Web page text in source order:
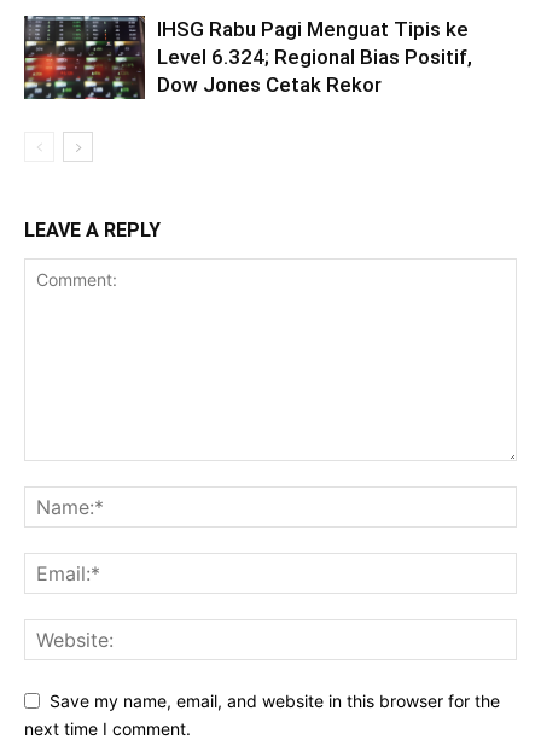
IHSG Rabu Pagi Menguat Tipis ke
Level 6.324; Regional Bias Positif,
Dow Jones Cetak Rekor
LEAVE A REPLY
Save my name, email, and website in this browser for the
next time I comment.